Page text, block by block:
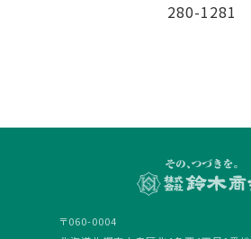
280-1281
〒060-0004